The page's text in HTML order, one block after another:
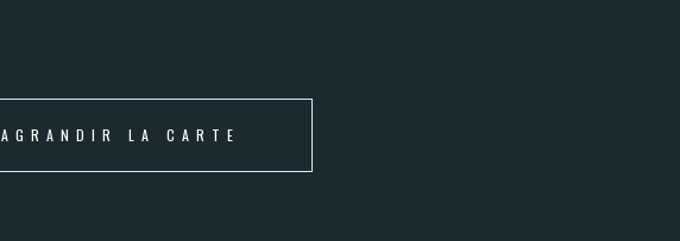
AGRANDIR LA CARTE